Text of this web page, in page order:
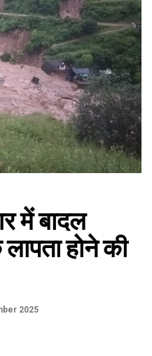
में बादल
होने की
2025